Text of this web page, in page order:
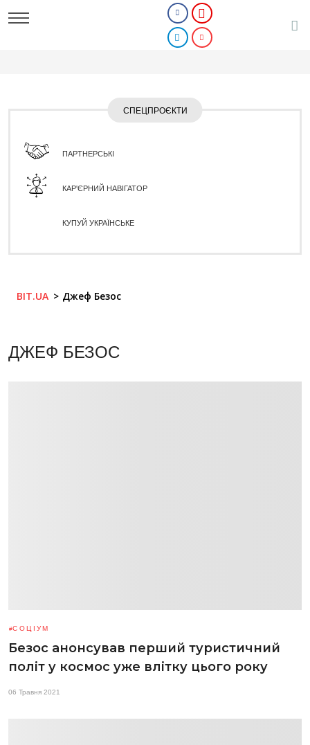
СПЕЦПРОЄКТИ
ПАРТНЕРСЬКІ
КАР'ЄРНИЙ НАВІГАТОР
КУПУЙ УКРАЇНСЬКЕ
BIT.UA Джеф Безос
ДЖЕФ БЕЗОС
СОЦІУМ
Безос анонсував перший туристичний
політ у космос уже влітку цього року
06 Травня 2021